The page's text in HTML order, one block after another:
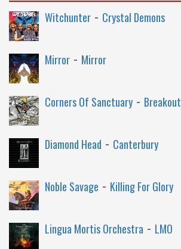
Witchunter - Crystal Demons
Mirror - Mirror
Corners Of Sanctuary - Breakout
Diamond Head - Canterbury
Noble Savage - Killing For Glory
Lingua Mortis Orchestra - LMO